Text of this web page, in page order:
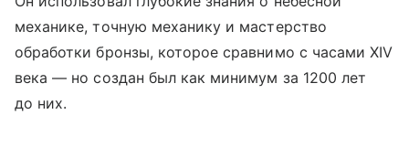
механике, точную механику и мастерство
обработки бронзы, которое сравнимо с часами XIV
века — но создан был как минимум за 1200 лет
до них.